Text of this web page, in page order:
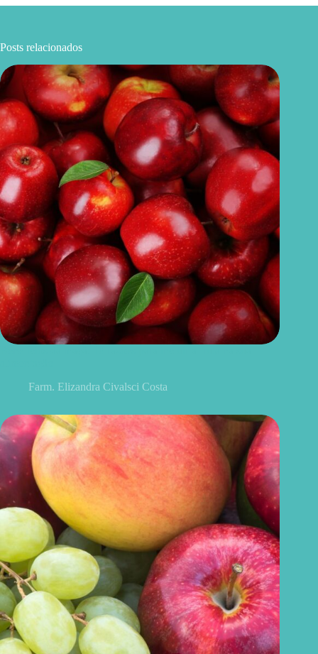
Posts relacionados
Farm. Elizandra Civalsci Costa